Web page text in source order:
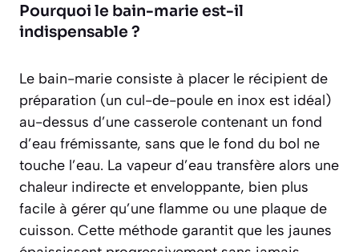
Pourquoi le bain-marie est-il
indispensable ?
Le bain-marie consiste à placer le récipient de
préparation (un cul-de-poule en inox est idéal)
au-dessus d’une casserole contenant un fond
d’eau frémissante, sans que le fond du bol ne
touche l’eau. La vapeur d’eau transfère alors une
chaleur indirecte et enveloppante, bien plus
facile à gérer qu’une flamme ou une plaque de
cuisson. Cette méthode garantit que les jaunes